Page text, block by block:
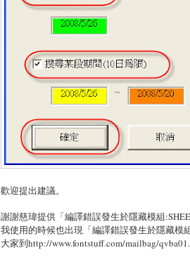
歡迎提出建議。
謝謝慈瑋提供「編譯錯誤發生於隱藏模組
我使用的時候也出現「編譯錯誤發生於隱藏模
大家到http://www.fontstuff.com/mailbag/